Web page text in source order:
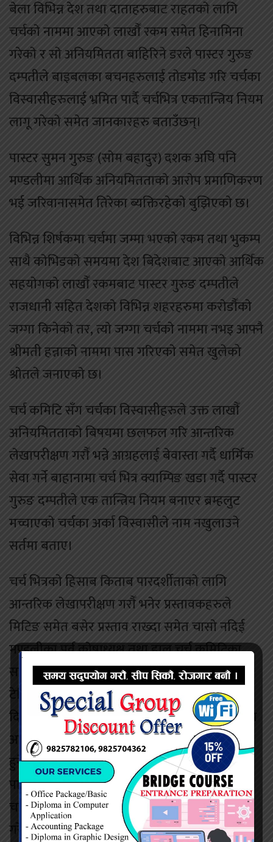
बेला विभिन्न देश तथा दाताहरुबाट राहतकाे लागि
चर्चकाे नाममा आएकाे लाखाैँ रकम समेत हिनामिना
गरेकाे र साे अनियमितता बाहिरिने डरले पास्टर गुरुङ
दम्पतीले बाइबलका बचनहरुलाई ताेडमाेड गरि चर्चका
विस्वासीहरुलाई भ्रमित पार्दै चर्चभित्र एकतान्त्रिय नियम
लागू गरेकाे समेत जानकारहरु बताउँछन्।
पास्टर सुमन गुरुङ (साेम बहादुर) दशक अघि पनि
मण्डलीमा आर्थिक अनियमितताकाे आराेप प्रमाणिकरण
भई जरिवानासमेत तिरेका ब्यक्तिरहेकाे बुझिएकाे छ।
विभिन्न शिर्षकमा चर्चमा जम्मा भएकाे रकम तथा भुकम्प
साथै काेभिडकाे समयमा देश बिदेशबाट आएकाे आर्थिक
सहयाेगकाे लाखाैँ रकमबाट पास्टर गुरुङ दम्पतीले
राजधानी सहित देशकाे विभिन्न शहरहरुमा कराेडाैँकाे
जग्गा किनेकाे तर, त्याे जग्गा चर्चकाे नाममा नभइ आफ्नै
श्रीमती हन्नाकाे नाममा पास गरिएकाे समेत खुलेको
श्राेतले जनाएकाे छ।
चर्च कमिटि सँग चर्चका विस्वासीहरुले उक्त लाखाैँ
अनियमितताकाे बिषयमा छलफल गरि आन्तरिक
लेखापरीक्षण गराैँ भन्ने आग्रहलाई बेवास्ता गर्दै धार्मिक
सेवा गर्ने बाहानामा चर्च भित्र क्याम्पिङ खडा गर्दै पास्टर
गुरुङ दम्पतीले एक तान्त्रिय नियम बनाएर ब्रम्हलुट
मच्चाएकाे चर्चका अर्का विस्वासीले नाम नखुलाउने
सर्तमा बताए।
चर्च भित्रकाे हिसाब किताब पारदर्शीताकाे लागि
आन्तरिक लेखापरीक्षण गराैँ भनेर प्रस्तावकहरुले
मिटिङ समेत बसेर प्रस्ताव राख्दा समेत चासाे नदिई
मण्डलीका पुर्व काेषाध्यक्ष तथा हाल चर्च कमिटिका
सदस्य समेत रहेका एक ब्यक्तिले प्रस्तावकलाई
टेलिफाेन मार्फत भने ” कसले छानविनकाे अधिकार
दियाे? सकेकाे गर” भनेर चुनाैती समेत दिँने गरेका हुँदा
अनियमितता गर्नमा पास्टर गुरुङ दम्पतीलाई सजिलाे
हुनेगरि आफ्नाे मातहतकै ब्यक्ति तथा अन्य चर्चकाे
पास्टरलाई समेत काेषाध्क्षमा नियुक्ति दिईराखेकाे हुँदा
चर्च कमिटिले नै अनियमिततामा गुरुङलाई प्राेत्साहन
गरेकाे प्रष्ट देखिएकाे छ।